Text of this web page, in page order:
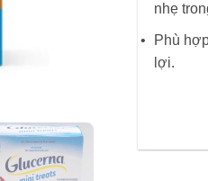
nhẹ
Phù
lợi.